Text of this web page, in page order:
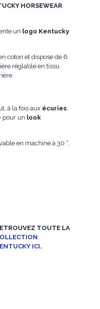
HORSEWEAR
un logo Kentucky
coton et dispose de 6
réglable en tissu
à la fois aux écuries,
pour un look
en machine à 30 °,
TOUTE LA
ICI.